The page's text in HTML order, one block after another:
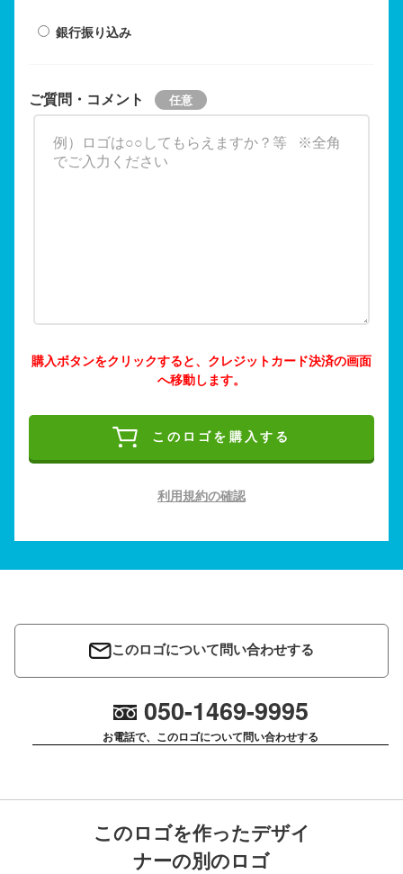
銀行振り込み
ご質問・コメント
購入ボタンをクリックすると、クレジットカード決済の画面
へ移動します。
このロゴを購入する
利用規約の確認
このロゴについて問い合わせする
050-1469-9995
お電話で、このロゴについて問い合わせする
このロゴを作ったデザイ
ナーの別のロゴ